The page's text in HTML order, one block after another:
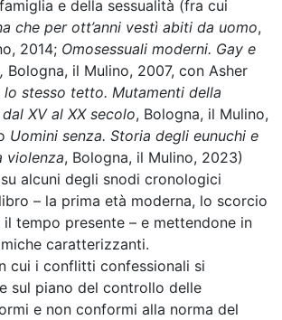
e della sessualità (fra cui
che per ott’anni vestì abiti da uomo,
2014; Omosessuali moderni. Gay e
Bologna, il Mulino, 2007, con Asher
stesso tetto. Mutamenti della
XV al XX secolo, Bologna, il Mulino,
Uomini senza. Storia degli eunuchi e
violenza, Bologna, il Mulino, 2023)
alcuni degli snodi cronologici
– la prima età moderna, lo scorcio
il tempo presente – e mettendone in
caratterizzanti.
cui i conflitti confessionali si
sul piano del controllo delle
e non conformi alla norma del